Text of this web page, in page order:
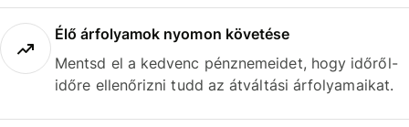
Élő árfolyamok nyomon követése
Mentsd el a kedvenc pénznemeidet, hogy időről-
időre ellenőrizni tudd az átváltási árfolyamaikat.